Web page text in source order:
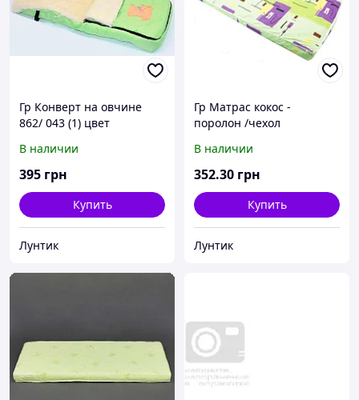
Гр Конверт на овчине
862/ 043 (1) цвет
В наличии
395 грн
Купить
Лунтик
Гр Матрас кокос -
поролон /чехол
квадрат" 16979 - цвет
салатовый ТМ Беби-Текс
В наличии
352.30 грн
Купить
Лунтик